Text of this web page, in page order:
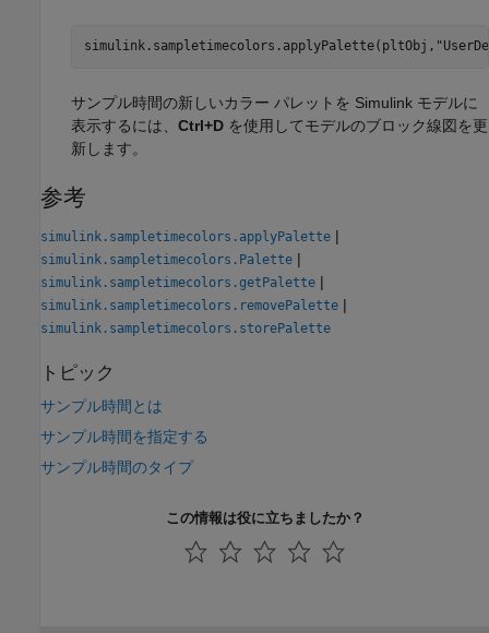
simulink.sampletimecolors.applyPalette(pltObj,
サンプル時間の新しいカラー パレットを Simulink モデルに
表示するには、 Ctrl+D を使用してモデルのブロック線図を更
新します。
参考
simulink.sampletimecolors.applyPalette |
simulink.sampletimecolors.Palette |
simulink.sampletimecolors.getPalette |
simulink.sampletimecolors.removePalette |
simulink.sampletimecolors.storePalette
トピック
サンプル時間とは
サンプル時間を指定する
サンプル時間のタイプ
この情報は役に立ちましたか？